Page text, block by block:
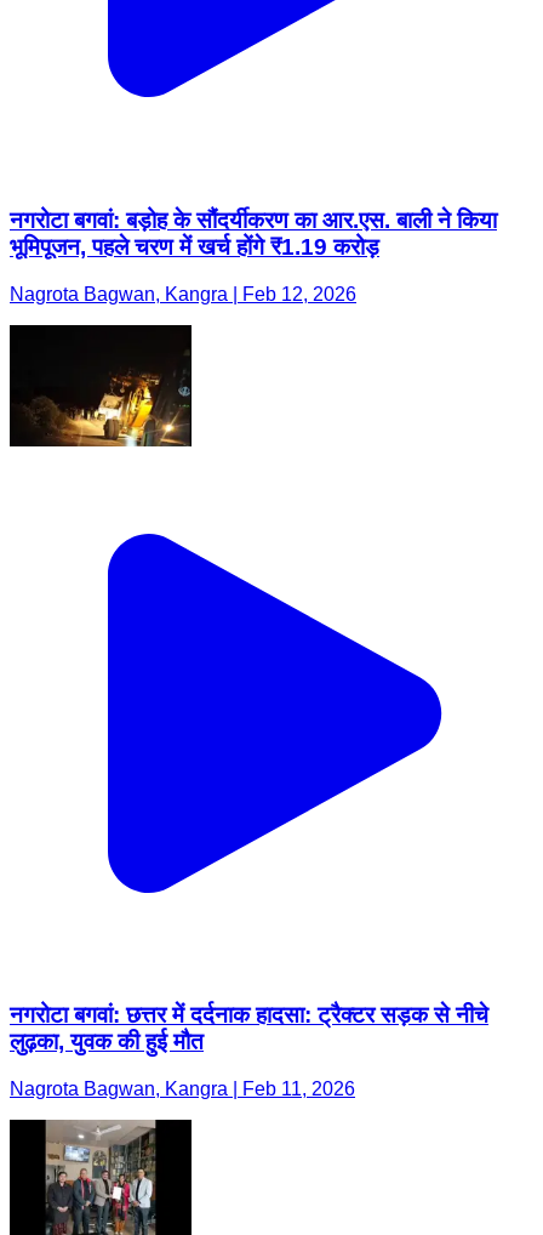
नगरोटा बगवां: बड़ोह के सौंदर्यीकरण का आर.एस. बाली ने किया
भूमिपूजन, पहले चरण में खर्च होंगे ₹1.19 करोड़
Nagrota Bagwan, Kangra | Feb 12, 2026
नगरोटा बगवां: छत्तर में दर्दनाक हादसा: ट्रैक्टर सड़क से नीचे
लुढ़का, युवक की हुई मौत
Nagrota Bagwan, Kangra | Feb 11, 2026